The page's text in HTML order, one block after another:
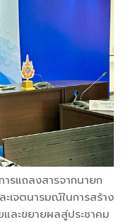
รแถลงสารจากนายก
ตนารมณ์ในการสร้าง
ละขยายผลสู่ประชาคม